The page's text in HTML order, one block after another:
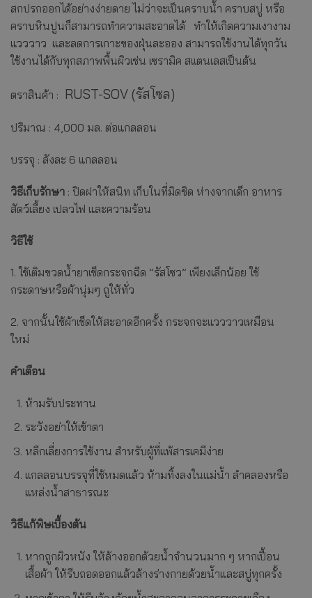
สกปรกออกได้อย่างง่ายดาย ไม่ว่าจะเป็นคราบน้ำ คราบสบู่ หรือ
คราบหินปูนก็สามารถทำความสะอาดได้ ทำให้เกิดความเงางาม
แวววาว และลดการเกาะของฝุ่นละออง สามารถใช้งานได้ทุกวัน
ใช้งานได้กับทุกสภาพพื้นผิวเช่น เซรามิค สเเตนเลสเป็นต้น
ตราสินค้า : RUST-SOV (รัสโซล)
ปริมาณ : 4,000 มล. ต่อแกลลอน
บรรจุ : ลังละ 6 แกลลอน
วิธีเก็บรักษา : ปิดฝาให้สนิท เก็บในที่มิดชิด ห่างจากเด็ก อาหาร
สัตว์เลี้ยง เปลวไฟ และความร้อน
วิธีใช้
1. ใช้เติมขวดน้ำยาเช็ดกระจกฉีด ”รัสโซว” เพียงเล็กน้อย ใช้
กระดาษหรือผ้านุ่มๆ ถูให้ทั่ว
2. จากนั้นใช้ผ้าเช็ดให้สะอาดอีกครั้ง กระจกจะแวววาวเหมือน
ใหม่
คำเตือน
ห้ามรับประทาน
ระวังอย่าให้เข้าตา
หลีกเลี่ยงการใช้งาน สำหรับผู้ที่เเพ้สารเคมีง่าย
เเกลลอนบรรจุที่ใช้หมดแล้ว ห้ามทิ้งลงในแม่น้ำ ลำคลองหรือ
แหล่งน้ำสาธารณะ
วิธีแก้พิษเบื้องต้น
หากถูกผิวหนัง ให้ล้างออกด้วยน้ำจำนวนมาก ๆ หากเปื้อน
เสื้อผ้า ให้รีบถอดออกแล้วล้างร่างกายด้วยน้ำและสบู่ทุกครั้ง